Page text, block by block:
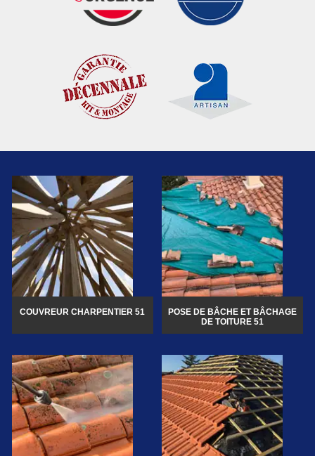
COUVREUR CHARPENTIER 51
POSE DE BÂCHE ET BÂCHAGE
DE TOITURE 51